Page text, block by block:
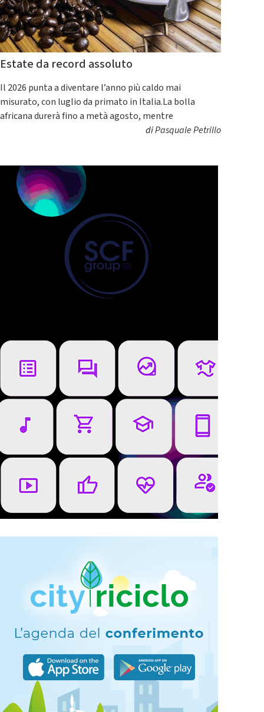
Estate da record assoluto
Il 2026 punta a diventare l’anno più caldo mai
misurato, con luglio da primato in Italia.La bolla
africana durerà fino a metà agosto, mentre
diPasquale Petrillo